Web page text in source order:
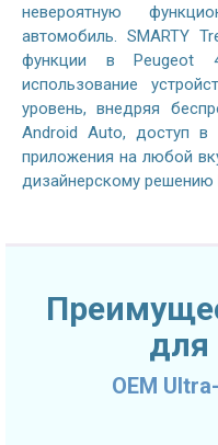
невероятную
автомобиль. SMARTY
функции в Peugeot
использование
уровень, внедряя
Android Auto, доступ в
приложения на любой
дизайнерскому решению
для
OEM